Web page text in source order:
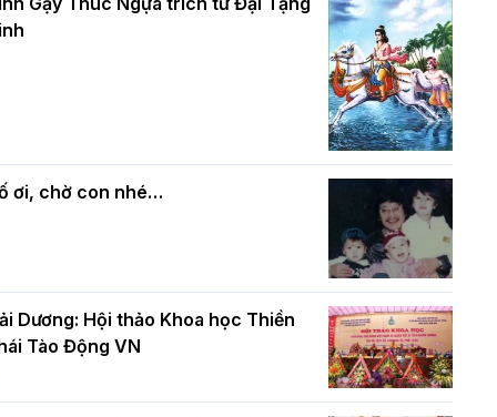
mừng Đại lễ Phật đản PL.2570 –
mùa Phật đản PL.2570
Phật giáo chính tín Phần 7: Luật nhân
quả
ơi, chờ con nhé…
Dương: Hội thảo Khoa học Thiền
Tào Động VN